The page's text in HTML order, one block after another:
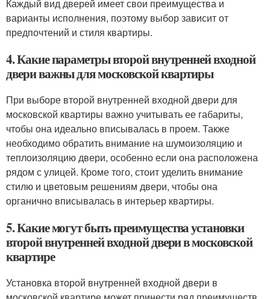
Каждый вид дверей имеет свои преимущества и
варианты исполнения, поэтому выбор зависит от
предпочтений и стиля квартиры.
4. Какие параметры второй внутренней входной
двери важны для московской квартиры
При выборе второй внутренней входной двери для
московской квартиры важно учитывать ее габариты,
чтобы она идеально вписывалась в проем. Также
необходимо обратить внимание на шумоизоляцию и
теплоизоляцию двери, особенно если она расположена
рядом с улицей. Кроме того, стоит уделить внимание
стилю и цветовым решениям двери, чтобы она
органично вписывалась в интерьер квартиры.
5. Какие могут быть преимущества установки
второй внутренней входной двери в московской
квартире
Установка второй внутренней входной двери в